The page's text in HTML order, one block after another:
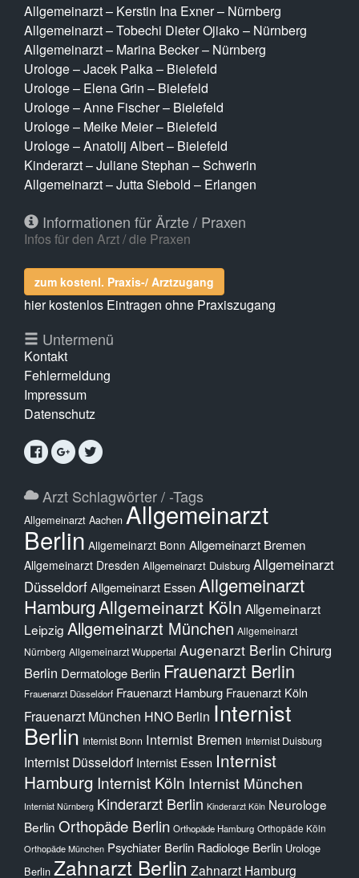
Allgemeinarzt – Kerstin Ina Exner – Nürnberg
Allgemeinarzt – Tobechi Dieter Ojiako – Nürnberg
Allgemeinarzt – Marina Becker – Nürnberg
Urologe – Jacek Palka – Bielefeld
Urologe – Elena Grin – Bielefeld
Urologe – Anne Fischer – Bielefeld
Urologe – Meike Meier – Bielefeld
Urologe – Anatolij Albert – Bielefeld
Kinderarzt – Juliane Stephan – Schwerin
Allgemeinarzt – Jutta Siebold – Erlangen
Informationen für Ärzte / Praxen
Infos für den Arzt / die Praxen
zum kostenl. Praxis-/ Arztzugang
hier kostenlos Eintragen ohne Praxiszugang
Untermenü
Kontakt
Fehlermeldung
Impressum
Datenschutz
Arzt Schlagwörter / -Tags
Allgemeinarzt Aachen Allgemeinarzt
Berlin Allgemeinarzt Bonn Allgemeinarzt Bremen
Allgemeinarzt Dresden Allgemeinarzt Duisburg Allgemeinarzt
DüsseldorfAllgemeinarzt Essen Allgemeinarzt
HamburgAllgemeinarzt Köln Allgemeinarzt
Leipzig Allgemeinarzt München Allgemeinarzt
Nürnberg Allgemeinarzt Wuppertal Augenarzt Berlin Chirurg
Berlin Dermatologe Berlin Frauenarzt Berlin
Frauenarzt Düsseldorf Frauenarzt Hamburg Frauenarzt Köln
Frauenarzt München HNO Berlin Internist
Berlin Internist Bonn Internist Bremen Internist Duisburg
Internist Düsseldorf Internist Essen Internist
Hamburg Internist Köln Internist München
Internist Nürnberg Kinderarzt Berlin Kinderarzt Köln Neurologe
Berlin Orthopäde Berlin Orthopäde Hamburg Orthopäde Köln
Orthopäde München Psychiater Berlin Radiologe Berlin Urologe
Berlin Zahnarzt Berlin Zahnarzt Hamburg